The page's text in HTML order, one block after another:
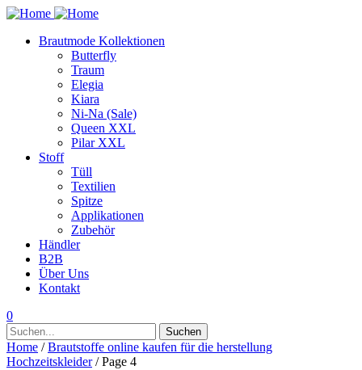
Brautmode Kollektionen
Butterfly
Traum
Elegia
Kiara
Ni-Na (Sale)
Queen XXL
Pilar XXL
Stoff
Tüll
Textilien
Spitze
Applikationen
Zubehör
Händler
B2B
Über Uns
Kontakt
0
Suchen
nach:
Suchen
Home /Brautstoffe online kaufen für die herstellung
Hochzeitskleider/ Page 4